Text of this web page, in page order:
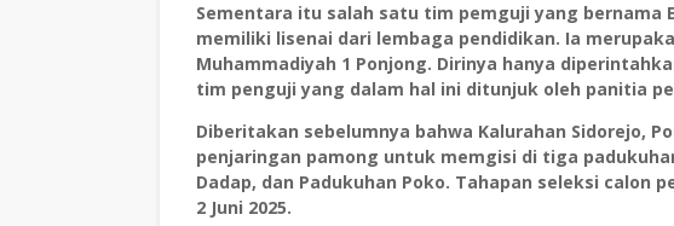
Sementara itu salah satu tim pemguji yang bernama
memiliki lisenai dari lembaga pendidikan. Ia
Muhammadiyah 1 Ponjong. Dirinya hanya
tim penguji yang dalam hal ini ditunjuk oleh panitia
Diberitakan sebelumnya bahwa Kalurahan Sidorejo,
penjaringan pamong untuk memgisi di tiga
Dadap, dan Padukuhan Poko. Tahapan seleksi calon
2 Juni 2025.